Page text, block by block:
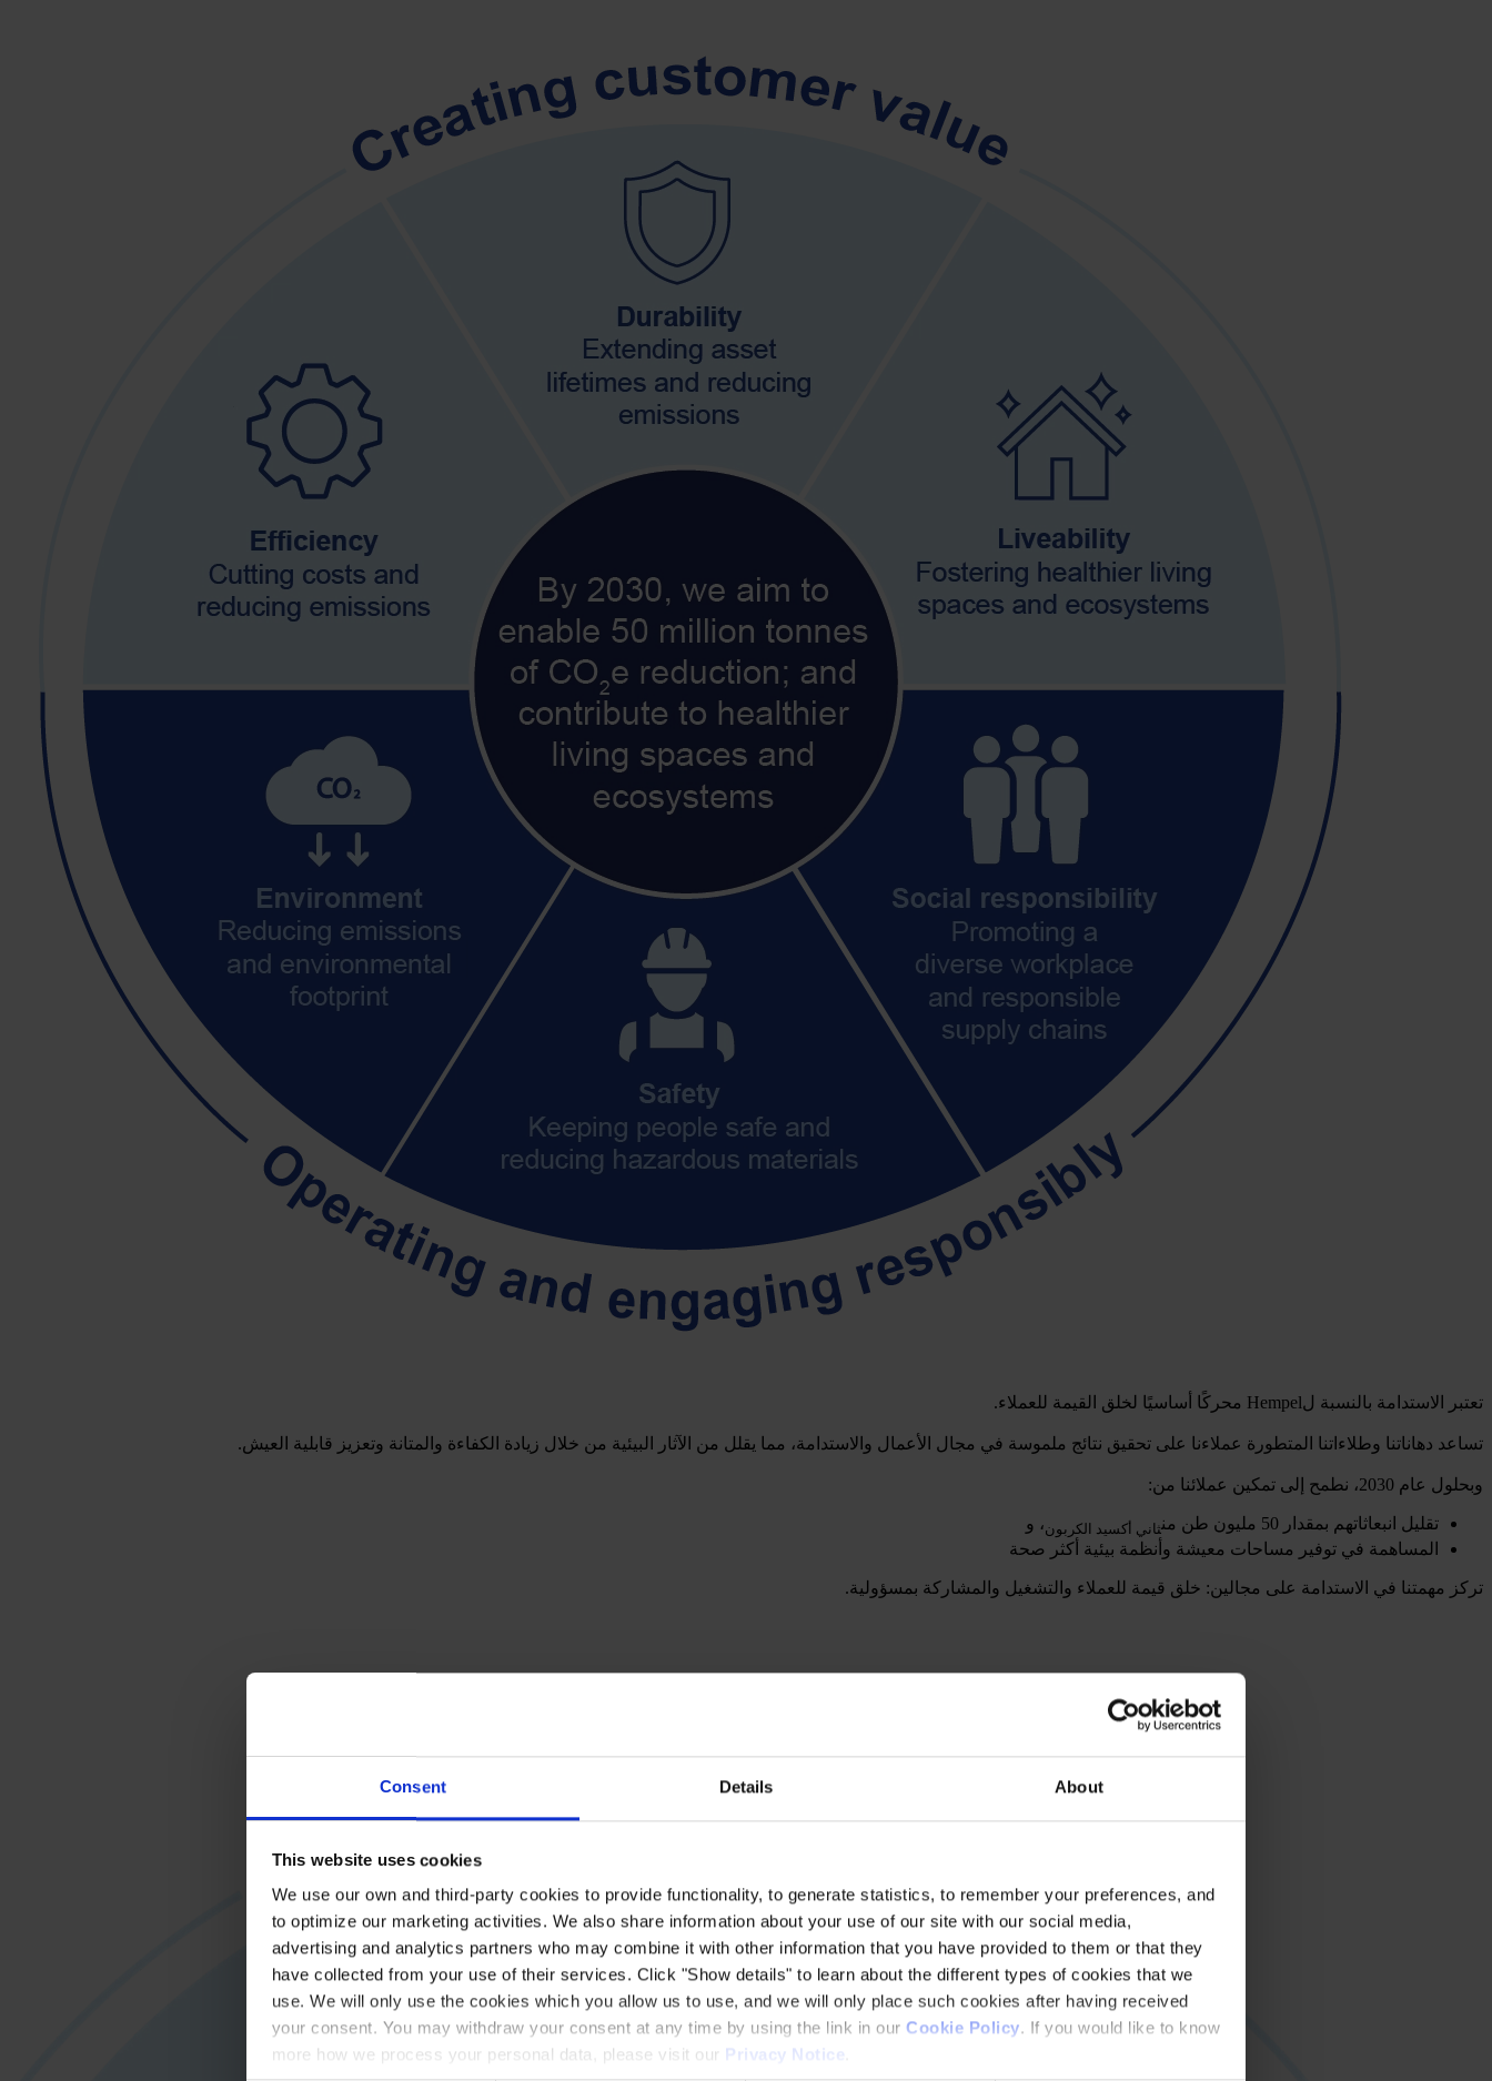
Consent Details About
This website uses cookies
We use our own and third-party cookies to provide functionality, to generate statistics, to remember your preferences, and
to optimize our marketing activities. We also share information about your use of our site with our social media,
advertising and analytics partners who may combine it with other information that you have provided to them or that they
have collected from your use of their services. Click "Show details" to learn about the different types of cookies that we
use. We will only use the cookies which you allow us to use, and we will only place such cookies after having received
your consent. You may withdraw your consent at any time by using the link in our Cookie Policy. If you would like to know
more how we process your personal data, please visit our Privacy Notice
تعتبر الاستدامة بالنسبة لHempel محركًا أساسيًا لخلق القيمة للعملاء.
تساعد دهاناتنا وطلاءاتنا المتطورة عملاءنا على تحقيق نتائج ملموسة في مجال الأعمال والاستدامة، مما يقلل من الآثار البيئية من خلال زيادة الكفاءة والمتانة وتعزيز قابلية العيش.
وبحلول عام 2030، نطمح إلى تمكين عملائنا من:
تقليل انبعاثاتهم بمقدار 50 مليون طن من ثاني أكسيد الكربون، و
المساهمة في توفير مساحات معيشة وأنظمة بيئية أكثر صحة
تركز مهمتنا في الاستدامة على مجالين: خلق قيمة للعملاء والتشغيل والمشاركة بمسؤولية.